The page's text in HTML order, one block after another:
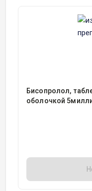
Бисопролол,
оболочкой